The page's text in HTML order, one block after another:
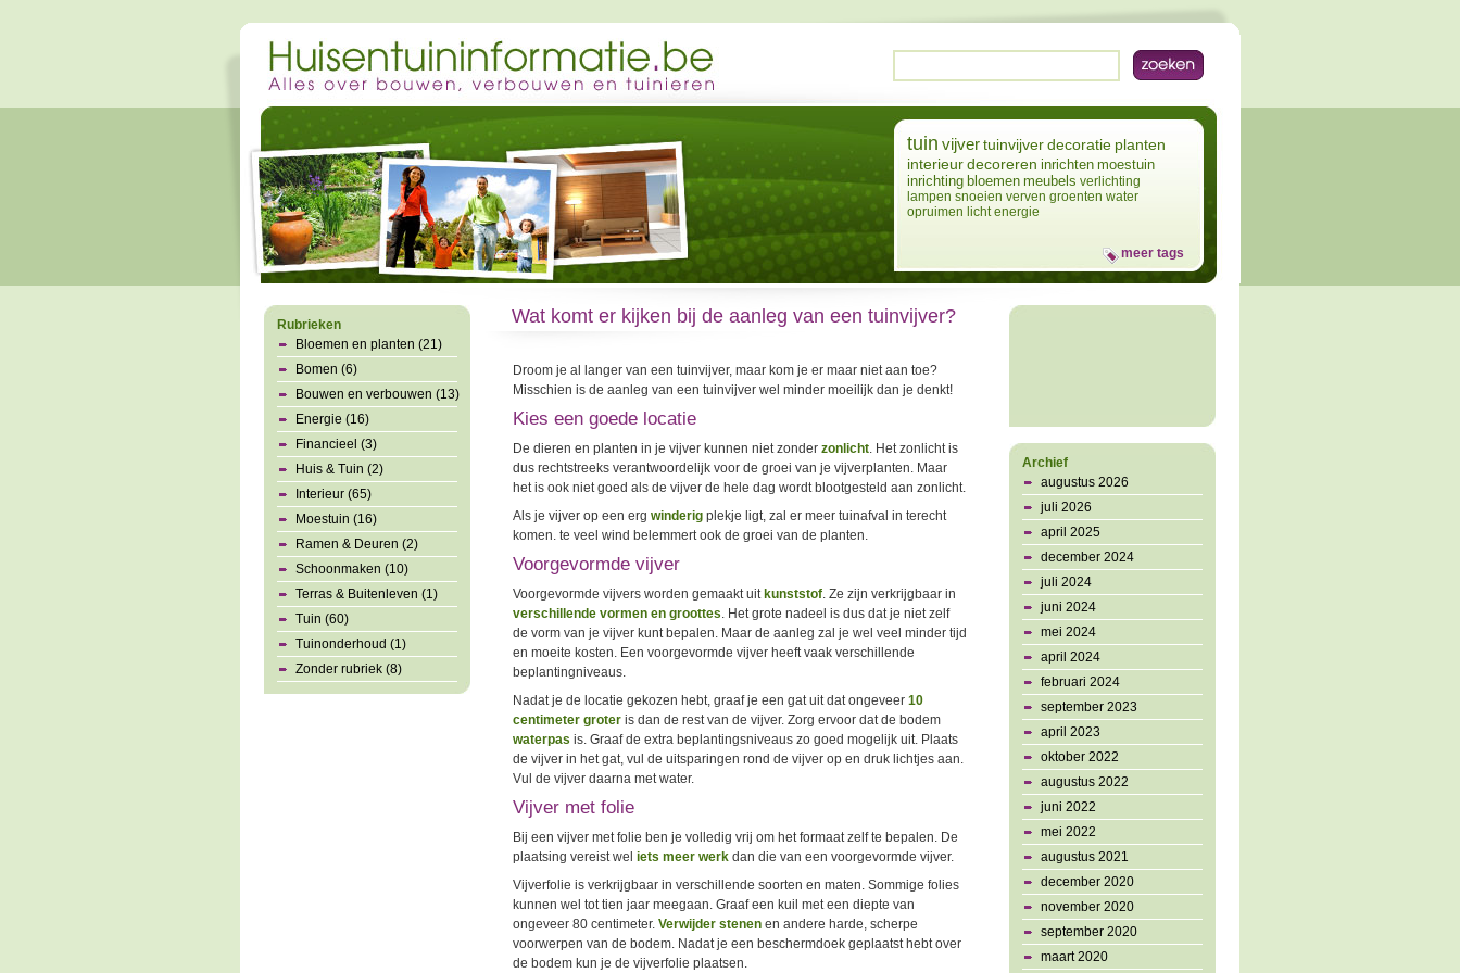
tuin vijver tuinvijver decoratie planten
interieur decoreren inrichten moestuin
inrichting bloemen meubels verlichting
lampen snoeien verven groenten water
opruimen licht energie
meer tags
Rubrieken
Bloemen en planten (21)
Bomen (6)
Bouwen en verbouwen (13)
Energie (16)
Financieel (3)
Huis & Tuin (2)
Interieur (65)
Moestuin (16)
Ramen & Deuren (2)
Schoonmaken (10)
Terras & Buitenleven (1)
Tuin (60)
Tuinonderhoud (1)
Zonder rubriek (8)
Wat komt er kijken bij de aanleg van een tuinvijver?
Droom je al langer van een tuinvijver, maar kom je er maar niet aan toe?
Misschien is de aanleg van een tuinvijver wel minder moeilijk dan je denkt!
Kies een goede locatie
De dieren en planten in je vijver kunnen niet zonder zonlicht. Het zonlicht is
dus rechtstreeks verantwoordelijk voor de groei van je vijverplanten. Maar
het is ook niet goed als de vijver de hele dag wordt blootgesteld aan zonlicht.
Als je vijver op een erg winderig plekje ligt, zal er meer tuinafval in terecht
komen. te veel wind belemmert ook de groei van de planten.
Voorgevormde vijver
Voorgevormde vijvers worden gemaakt uit kunststof. Ze zijn verkrijgbaar in
verschillende vormen en groottes. Het grote nadeel is dus dat je niet zelf
de vorm van je vijver kunt bepalen. Maar de aanleg zal je wel veel minder tijd
en moeite kosten. Een voorgevormde vijver heeft vaak verschillende
beplantingniveaus.
Nadat je de locatie gekozen hebt, graaf je een gat uit dat ongeveer 10
centimeter groteris dan de rest van de vijver. Zorg ervoor dat de bodem
waterpas is. Graaf de extra beplantingsniveaus zo goed mogelijk uit. Plaats
de vijver in het gat, vul de uitsparingen rond de vijver op en druk lichtjes aan.
Vul de vijver daarna met water.
Vijver met folie
Bij een vijver met folie ben je volledig vrij om het formaat zelf te bepalen. De
plaatsing vereist wel iets meer werk dan die van een voorgevormde vijver.
Vijverfolie is verkrijgbaar in verschillende soorten en maten. Sommige folies
kunnen wel tot tien jaar meegaan. Graaf een kuil met een diepte van
ongeveer 80 centimeter. Verwijder stenenen andere harde, scherpe
voorwerpen van de bodem. Nadat je een beschermdoek geplaatst hebt over
de bodem kun je de vijverfolie plaatsen.
Archief
augustus 2026
juli 2026
april 2025
december 2024
juli 2024
juni 2024
mei 2024
april 2024
februari 2024
september 2023
april 2023
oktober 2022
augustus 2022
juni 2022
mei 2022
augustus 2021
december 2020
november 2020
september 2020
maart 2020